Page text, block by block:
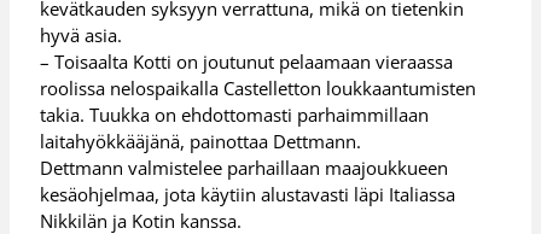
kevätkauden syksyyn verrattuna, mikä on tietenkin
hyvä asia.
– Toisaalta Kotti on joutunut pelaamaan vieraassa
roolissa nelospaikalla Castelletton loukkaantumisten
takia. Tuukka on ehdottomasti parhaimmillaan
laitahyökkääjänä, painottaa Dettmann.
Dettmann valmistelee parhaillaan maajoukkueen
kesäohjelmaa, jota käytiin alustavasti läpi Italiassa
Nikkilän ja Kotin kanssa.